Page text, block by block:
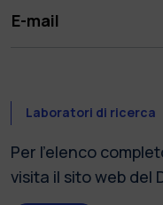
E-mail
Laboratori di ricerca
Per l'elenco
visita il sito web del